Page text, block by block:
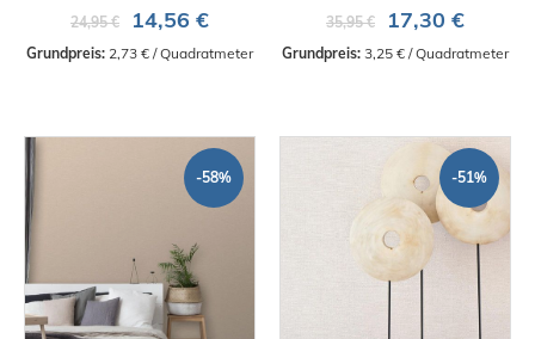
24,95 €
14,56 €
Grundpreis: 2,73 € / Quadratmeter
35,95 €
17,30 €
Grundpreis: 3,25 € / Quadratmeter
-58% -51%